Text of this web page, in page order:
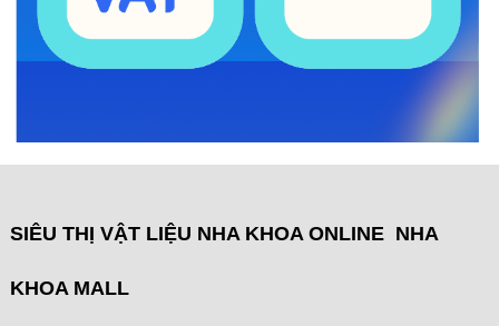
SIÊU THỊ VẬT LIỆU NHA KHOA ONLINE NHA
KHOA MALL